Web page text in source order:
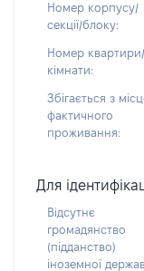
Номер корпусу/
секції/блоку:
Номер квартири/
кімнати:
Збігається з
фактичного
проживання:
Для
Відсутнє
громадянство
(підданство)
іноземної